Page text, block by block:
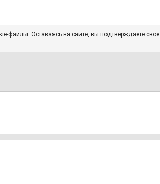
файлы. Оставаясь на сайте, вы подтверждаете свое